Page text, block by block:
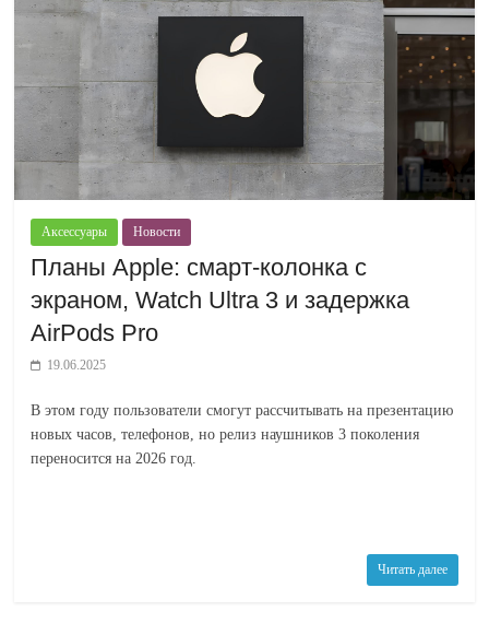
Аксессуары Новости
Планы Apple: смарт-колонка с
экраном, Watch Ultra 3 и задержка
AirPods Pro
19.06.2025
В этом году пользователи смогут рассчитывать на презентацию
новых часов, телефонов, но релиз наушников 3 поколения
переносится на 2026 год.
Читать далее